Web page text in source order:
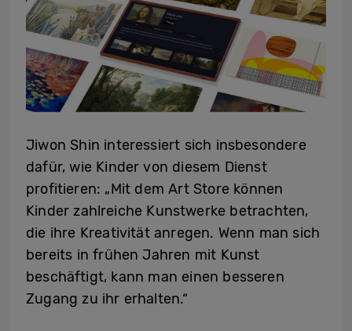
Jiwon Shin interessiert sich insbesondere
dafür, wie Kinder von diesem Dienst
profitieren: „Mit dem Art Store können
Kinder zahlreiche Kunstwerke betrachten,
die ihre Kreativität anregen. Wenn man sich
bereits in frühen Jahren mit Kunst
beschäftigt, kann man einen besseren
Zugang zu ihr erhalten.“